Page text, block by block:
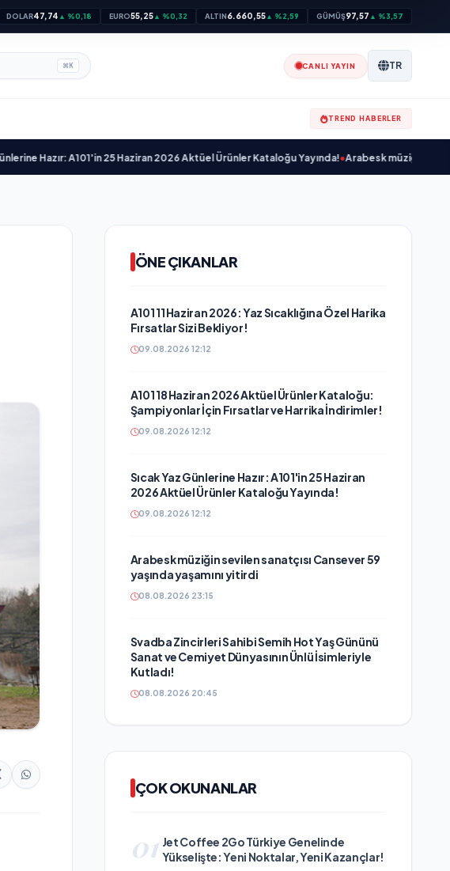
DOLAR47,74 ▲ %0,18 EURO55,25▲ %0,32 ALTIN6.660,55▲ %2,59 GÜMÜŞ97,57 ▲ %3,57
⌘K CANLI YAYIN TR
TREND HABERLER
A101'in 25 Haziran 2026 Aktüel Ürünler Kataloğu Yayında!•Arabesk müziğin sevilen
ÖNE ÇIKANLAR
A101 11 Haziran 2026: Yaz Sıcaklığına Özel Harika
Fırsatlar Sizi Bekliyor!
09.08.2026 12:12
A101 18 Haziran 2026 Aktüel Ürünler Kataloğu:
Şampiyonlar İçin Fırsatlar ve Harrika İndirimler!
09.08.2026 12:12
Sıcak Yaz Günlerine Hazır: A101'in 25 Haziran
2026 Aktüel Ürünler Kataloğu Yayında!
09.08.2026 12:12
Arabesk müziğin sevilen sanatçısı Cansever 59
yaşında yaşamını yitirdi
08.08.2026 23:15
Svadba Zincirleri Sahibi Semih Hot Yaş Gününü
Sanat ve Cemiyet Dünyasının Ünlü İsimleriyle
Kutladı!
08.08.2026 20:45
ÇOK OKUNANLAR
01 Jet Coffee 2Go Türkiye Genelinde
Yükselişte: Yeni Noktalar, Yeni Kazançlar!